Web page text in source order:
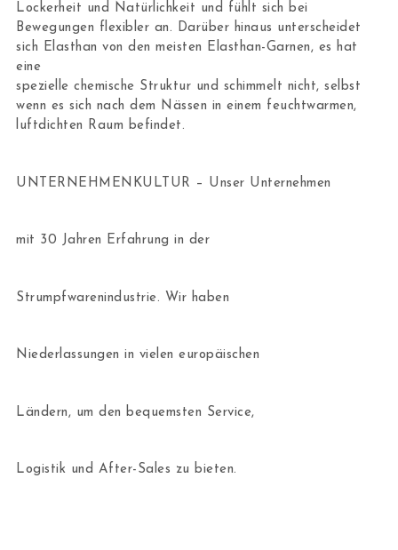
Lockerheit und Natürlichkeit und fühlt sich bei
Bewegungen flexibler an. Darüber hinaus unterscheidet
sich Elasthan von den meisten Elasthan-Garnen, es hat
eine
spezielle chemische Struktur und schimmelt nicht, selbst
wenn es sich nach dem Nässen in einem feuchtwarmen,
luftdichten Raum befindet.
UNTERNEHMENKULTUR – Unser Unternehmen
mit 30 Jahren Erfahrung in der
Strumpfwarenindustrie. Wir haben
Niederlassungen in vielen europäischen
Ländern, um den bequemsten Service,
Logistik und After-Sales zu bieten.